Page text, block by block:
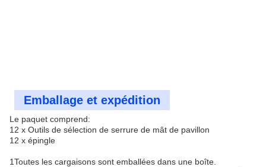
Emballage et expédition
Le paquet comprend:
12 x Outils de sélection de serrure de mât de pavillon
12 x épingle
1Toutes les cargaisons sont emballées dans une boîte.